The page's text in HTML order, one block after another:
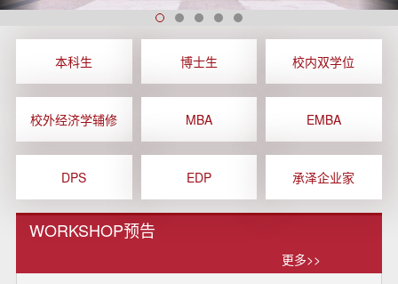
第十届CCER夏季研讨会暨首届ISSCAD全球南方发展学术会议成功举办" 毕业典礼 北大国发院联合主办数字与人文·高端对话（第三场），林毅夫等共同研讨数智跃迁与经济转型 MBA招生简章 北大国发院与南南学院师生参加第三十三届体育文化节暨春季学校运动会
本科生 博士生 校内双学位
校外经济学辅修 MBA EMBA
DPS EDP 承泽企业家
WORKSHOP预告
更多>>